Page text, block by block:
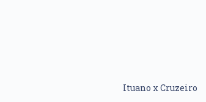
Ituano x Cruzeiro